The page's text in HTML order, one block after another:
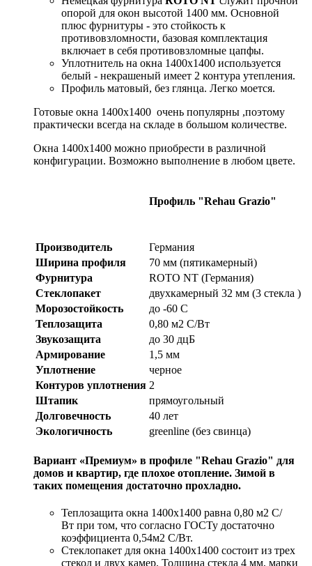
опорой для окон высотой 1400 мм. Основной
плюс фурнитуры - это стойкость к
противовзломности, базовая комплектация
включает в себя противовзломные цапфы.
Уплотнитель на окна 1400x1400 используется
белый - некрашеный имеет 2 контура утепления.
Профиль матовый, без глянца. Легко моется.
Готовые окна 1400x1400 очень популярны ,поэтому
практически всегда на складе в большом количестве.
Окна 1400x1400 можно приобрести в различной
конфигурации. Возможно выполнение в любом цвете.
Профиль "Rehau Grazio"
Производитель
Германия
Ширина профиля
70 мм (пятикамерный)
Фурнитура
ROTO NT (Германия)
Стеклопакет
двухкамерный 32 мм (3 стекла )
Морозостойкость
до -60 С
Теплозащита
0,80 м2 С/Вт
Звукозащита
до 30 дцБ
Армирование
1,5 мм
Уплотнение
черное
Контуров уплотнения 2
Штапик
прямоугольный
Долговечность
40 лет
Экологичность
greenline (без свинца)
Вариант «Премиум» в профиле "Rehau Grazio" для
домов и квартир, где плохое отопление. Зимой в
таких помещения достаточно прохладно.
Теплозащита окна 1400x1400 равна 0,80 м2 С/
Вт при том, что согласно ГОСТу достаточно
коэффициента 0,54м2 С/Вт.
Стеклопакет для окна 1400x1400 состоит из трех
стекол и двух камер. Толщина стекла 4 мм, марки